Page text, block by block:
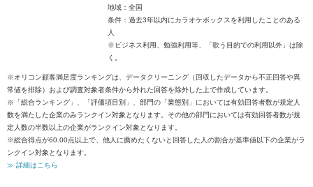
地域：全国
条件：過去3年以内にカラオケボックスを利用したことのある
人
※ビジネス利用、勉強利用等、「歌う目的での利用以外」は除
く。
※オリコン顧客満足度ランキングは、データクリーニング（回収したデータから不正回答や異
常値を排除）および調査対象者条件から外れた回答を除外した上で作成しています。
※「総合ランキング」、「評価項目別」、部門の「業態別」においては有効回答者数が規定人
数を満たした企業のみランクイン対象となります。その他の部門においては有効回答者数が規
定人数の半数以上の企業がランクイン対象となります。
※総合得点が60.00点以上で、他人に薦めたくないと回答した人の割合が基準値以下の企業がラ
ンクイン対象となります。
≫ 詳細はこちら